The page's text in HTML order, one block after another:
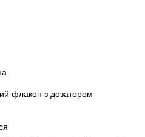
флакон з дозатором